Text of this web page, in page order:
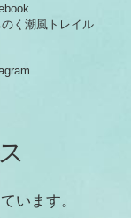
く潮風トレイル
います。